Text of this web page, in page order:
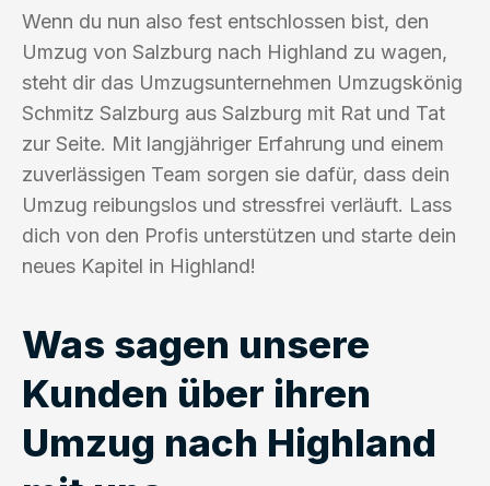
Wenn du nun also fest entschlossen bist, den
Umzug von Salzburg nach Highland zu wagen,
steht dir das Umzugsunternehmen Umzugskönig
Schmitz Salzburg aus Salzburg mit Rat und Tat
zur Seite. Mit langjähriger Erfahrung und einem
zuverlässigen Team sorgen sie dafür, dass dein
Umzug reibungslos und stressfrei verläuft. Lass
dich von den Profis unterstützen und starte dein
neues Kapitel in Highland!
Was sagen unsere
Kunden über ihren
Umzug nach Highland